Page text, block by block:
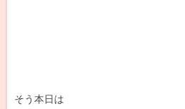
そう本日は